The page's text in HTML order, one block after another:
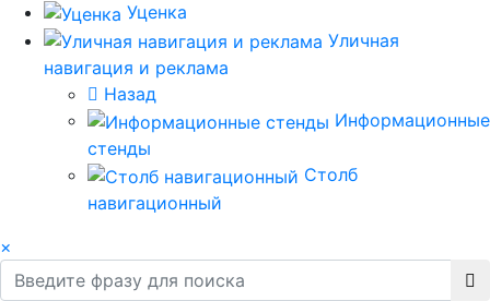
Уценка
Уличная
навигация и реклама
Назад
Информационные
стенды
Столб
навигационный
×